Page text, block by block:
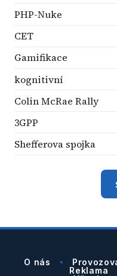
PHP-Nuke
CET
Gamifikace
kognitivní
Colin McRae Rally
3GPP
Shefferova spojka
O nás
Reklama